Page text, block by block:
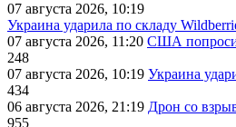
07 августа 2026, 10:19
Украина ударила по складу
07 августа 2026, 11:20 США
248
07 августа 2026, 10:19 Украина
434
06 августа 2026, 21:19 Дрон со
955